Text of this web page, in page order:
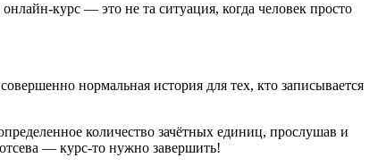
курс — это не та ситуация, когда человек просто
нормальная история для тех, кто записывается
количество зачётных единиц, прослушав и
— курс-то нужно завершить!